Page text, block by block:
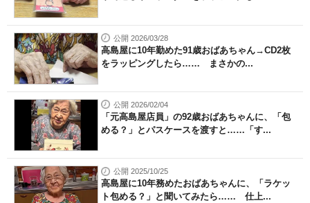
公開 2026/03/28
高島屋に10年勤めた91歳おばあちゃん→CD2枚
をラッピングしたら…… まさかの...
公開 2026/02/04
「元高島屋店員」の92歳おばあちゃんに、「包
める？」とパスケースを渡すと……「す...
公開 2025/10/25
高島屋に10年務めたおばあちゃんに、「ラケッ
ト包める？」と聞いてみたら…… 仕上...